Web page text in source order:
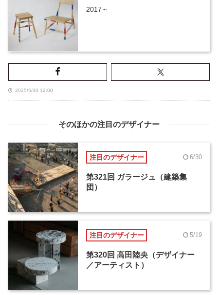
2017～
2025/5/30 12:00
そのほかの注目のデザイナー
注目のデザイナー 6/30
第321回 ガラージュ（建築集
団）
注目のデザイナー 5/19
第320回 高田陸央（デザイナー
／アーティスト）